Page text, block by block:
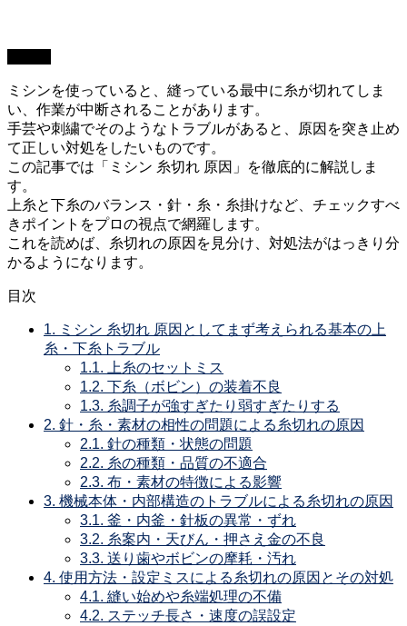
ミシンを使っていると、縫っている最中に糸が切れてしま
い、作業が中断されることがあります。
手芸や刺繍でそのようなトラブルがあると、原因を突き止め
て正しい対処をしたいものです。
この記事では「ミシン 糸切れ 原因」を徹底的に解説しま
す。
上糸と下糸のバランス・針・糸・糸掛けなど、チェックすべ
きポイントをプロの視点で網羅します。
これを読めば、糸切れの原因を見分け、対処法がはっきり分
かるようになります。
目次
1. ミシン 糸切れ 原因としてまず考えられる基本の上
糸・下糸トラブル
1.1. 上糸のセットミス
1.2. 下糸（ボビン）の装着不良
1.3. 糸調子が強すぎたり弱すぎたりする
2. 針・糸・素材の相性の問題による糸切れの原因
2.1. 針の種類・状態の問題
2.2. 糸の種類・品質の不適合
2.3. 布・素材の特徴による影響
3. 機械本体・内部構造のトラブルによる糸切れの原因
3.1. 釜・内釜・針板の異常・ずれ
3.2. 糸案内・天びん・押さえ金の不良
3.3. 送り歯やボビンの摩耗・汚れ
4. 使用方法・設定ミスによる糸切れの原因とその対処
4.1. 縫い始めや糸端処理の不備
4.2. ステッチ長さ・速度の誤設定